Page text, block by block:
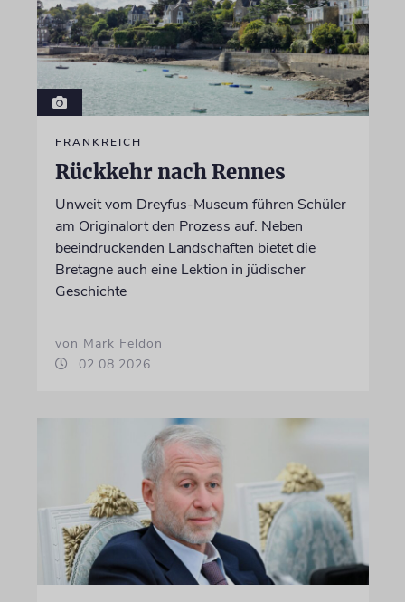
FRANKREICH
Rückkehr nach Rennes
Unweit vom Dreyfus-Museum führen Schüler
am Originalort den Prozess auf. Neben
beeindruckenden Landschaften bietet die
Bretagne auch eine Lektion in jüdischer
Geschichte
von Mark Feldon
02.08.2026